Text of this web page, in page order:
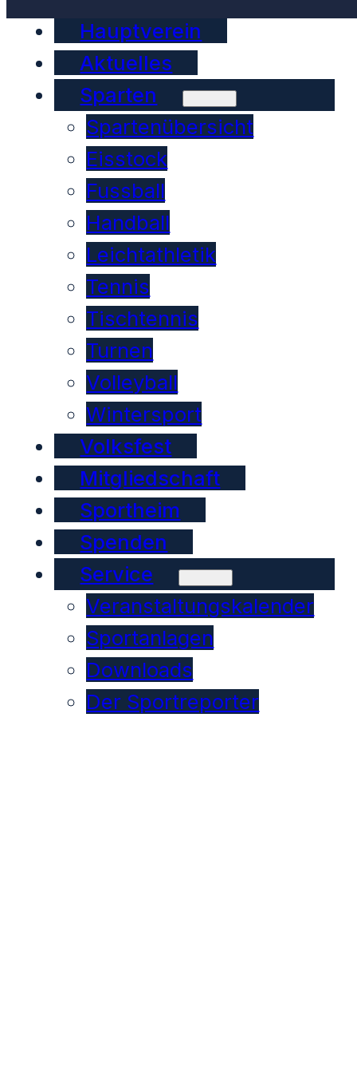
Hauptverein
Aktuelles
Sparten
Spartenübersicht
Eisstock
Fussball
Handball
Leichtathletik
Tennis
Tischtennis
Turnen
Volleyball
Wintersport
Volksfest
Mitgliedschaft
Sportheim
Spenden
Service
Veranstaltungskalender
Sportanlagen
Downloads
Der Sportreporter